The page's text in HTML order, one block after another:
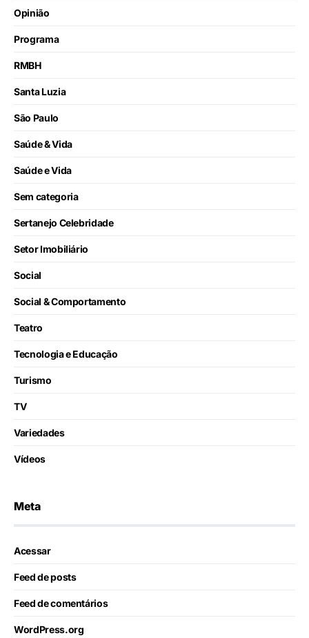
Opinião
Programa
RMBH
Santa Luzia
São Paulo
Saúde & Vida
Saúde e Vida
Sem categoria
Sertanejo Celebridade
Setor Imobiliário
Social
Social & Comportamento
Teatro
Tecnologia e Educação
Turismo
TV
Variedades
Vídeos
Meta
Acessar
Feed de posts
Feed de comentários
WordPress.org